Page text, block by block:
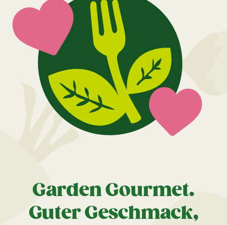
Garden Gourmet.
Guter Geschmack,